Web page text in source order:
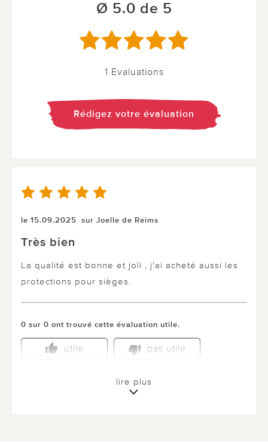
Ø 5.0 de 5
1 Evaluations
Rédigez votre évaluation
le 15.09.2025 sur Joelle de Reims
Très bien
La qualité est bonne et joli , j'ai acheté aussi les
protections pour sièges.
0 sur 0 ont trouvé cette évaluation utile.
utile pas utile
lire plus